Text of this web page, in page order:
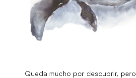
Queda mucho por descubrir,